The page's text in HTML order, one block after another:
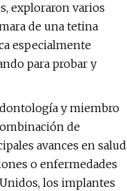
exploraron varios
de una tetina
especialmente
para probar y
y miembro
de
avances en salud
o enfermedades
los implantes